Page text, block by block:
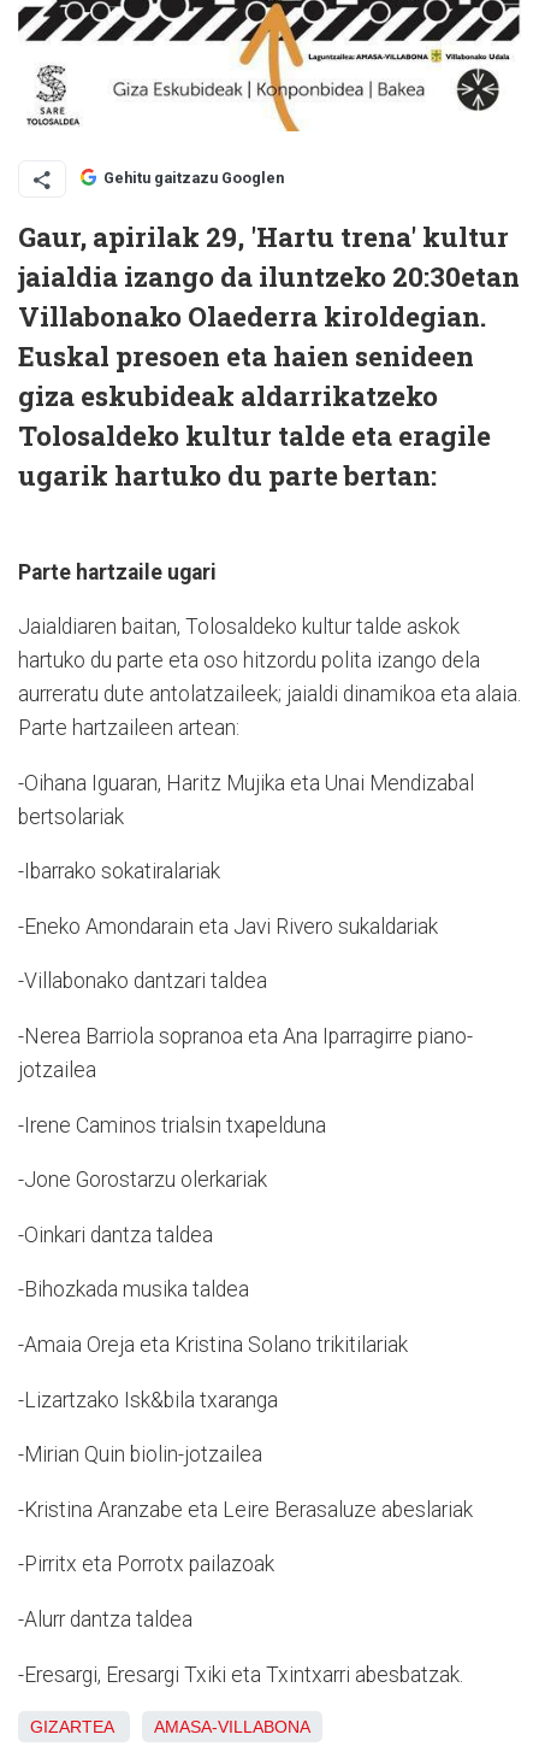
Gehitu gaitzazu Googlen
Gaur, apirilak 29, 'Hartu trena' kultur
jaialdia izango da iluntzeko 20:30etan
Villabonako Olaederra kiroldegian.
Euskal presoen eta haien senideen
giza eskubideak aldarrikatzeko
Tolosaldeko kultur talde eta eragile
ugarik hartuko du parte bertan:
Parte hartzaile ugari
Jaialdiaren baitan, Tolosaldeko kultur talde askok
hartuko du parte eta oso hitzordu polita izango dela
aurreratu dute antolatzaileek; jaialdi dinamikoa eta alaia.
Parte hartzaileen artean:
-Oihana Iguaran, Haritz Mujika eta Unai Mendizabal
bertsolariak
-Ibarrako sokatiralariak
-Eneko Amondarain eta Javi Rivero sukaldariak
-Villabonako dantzari taldea
-Nerea Barriola sopranoa eta Ana Iparragirre piano-
jotzailea
-Irene Caminos trialsin txapelduna
-Jone Gorostarzu olerkariak
-Oinkari dantza taldea
-Bihozkada musika taldea
-Amaia Oreja eta Kristina Solano trikitilariak
-Lizartzako Isk&bila txaranga
-Mirian Quin biolin-jotzailea
-Kristina Aranzabe eta Leire Berasaluze abeslariak
-Pirritx eta Porrotx pailazoak
-Alurr dantza taldea
-Eresargi, Eresargi Txiki eta Txintxarri abesbatzak.
GIZARTEA AMASA-VILLABONA